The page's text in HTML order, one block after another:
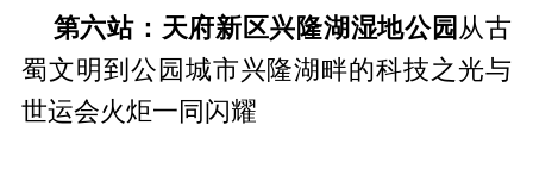
第六站：天府新区兴隆湖湿地公园从古
蜀文明到公园城市兴隆湖畔的科技之光与
世运会火炬一同闪耀